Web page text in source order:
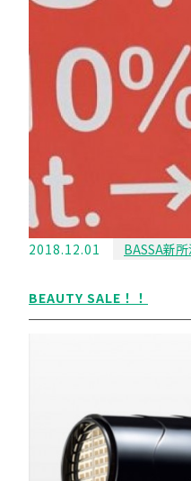
2018.12.01 BASSA新
BEAUTY SALE！！